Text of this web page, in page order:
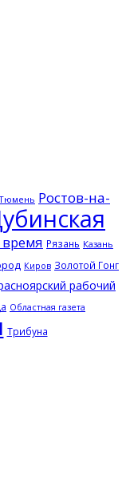
Ростов-на-
Рязань Казань
Киров Золотой Гонг
рабочий
Областная газета
Трибуна